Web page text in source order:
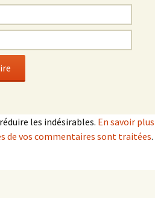
les indésirables. En savoir plus
de vos commentaires sont traitées.